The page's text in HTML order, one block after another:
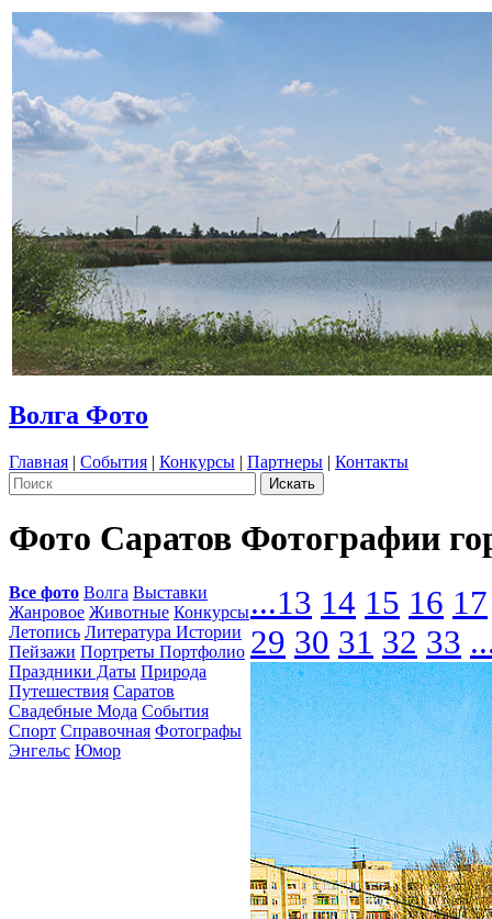
Волга Фото
Главная | События | Конкурсы | Партнеры | Контакты
Фото Саратов Фотографии
Все фото Волга Выставки
Жанровое Животные Конкурсы
Летопись Литература Истории
Пейзажи Портреты Портфолио
Праздники Даты Природа
Путешествия Саратов
Свадебные Мода События
Спорт Справочная Фотографы
Энгельс Юмор
...13 14 15 16 17
29 30 31 32 33